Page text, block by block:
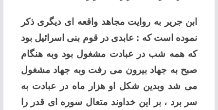
ابن جریر به روایت مجاهد واقعه ای دیگری ذکر
نموده است که : عابدی در قوم بنی اسرائیل بود
که همه شب در عبادت مشغول بود وبه هنگام
صبح به جهاد بیرون می رفت وبه جهاد مشغول
می شد وبدین شکل او هزار ماه در عبادت به
سر برد ، بر این خداوند متعال سوره ای قدر را